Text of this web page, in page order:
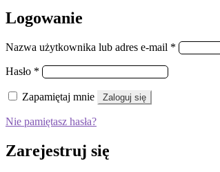
Logowanie
Nazwa użytkownika lub adres e-mail * Wymagane
Hasło * Wymagane
Zapamiętaj mnie Zaloguj się
Nie pamiętasz hasła?
Zarejestruj się